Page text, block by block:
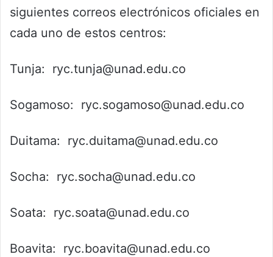
siguientes correos electrónicos oficiales en
cada uno de estos centros:
Tunja: ryc.tunja@unad.edu.co
Sogamoso: ryc.sogamoso@unad.edu.co
Duitama: ryc.duitama@unad.edu.co
Socha: ryc.socha@unad.edu.co
Soata: ryc.soata@unad.edu.co
Boavita: ryc.boavita@unad.edu.co